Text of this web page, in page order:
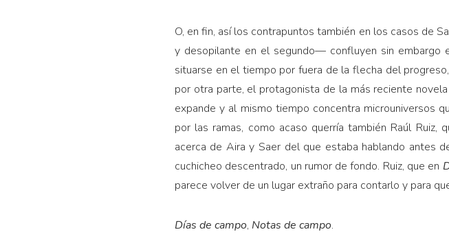
O, en fin, así los contrapuntos también en los casos de
y desopilante en el segundo— confluyen sin embargo
situarse en el tiempo por fuera de la flecha del
por otra parte, el protagonista de la más reciente novela
expande y al mismo tiempo concentra microuniversos
por las ramas, como acaso querría también Raúl
acerca de Aira y Saer del que estaba hablando antes
cuchicheo descentrado, un rumor de fondo. Ruiz, que en
parece volver de un lugar extraño para contarlo y para
Días de campo, Notas de campo.